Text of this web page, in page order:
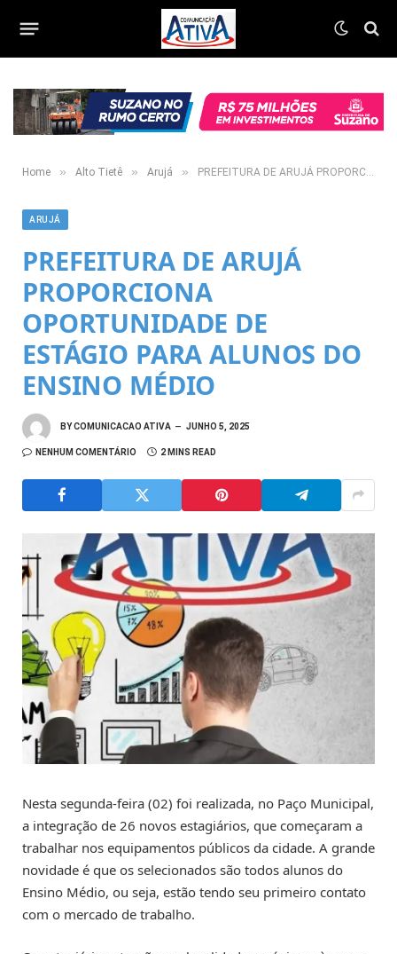
Home » Alto Tietê » Arujá » PREFEITURA DE ARUJÁ PROPORCIONA OPORTUNIDADE DE ESTÁGIO PARA ALUNOS DO ENSINO MÉDIO
ARUJÁ
PREFEITURA DE ARUJÁ
PROPORCIONA
OPORTUNIDADE DE
ESTÁGIO PARA ALUNOS DO
ENSINO MÉDIO
BYCOMUNICACAO ATIVA JUNHO 5, 2025
NENHUM COMENTÁRIO 2 MINS READ
Nesta segunda-feira (02) foi realizada, no Paço Municipal,
a integração de 26 novos estagiários, que começaram a
trabalhar nos equipamentos públicos da cidade. A grande
novidade é que os selecionados são todos alunos do
Ensino Médio, ou seja, estão tendo seu primeiro contato
com o mercado de trabalho.